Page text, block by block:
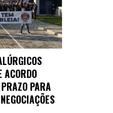
ACORDO
PARA